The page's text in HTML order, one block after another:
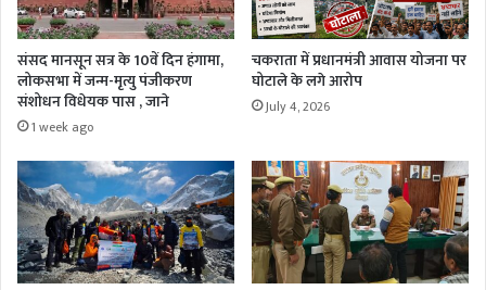
संसद मानसून सत्र के 10वें दिन हंगामा,
लोकसभा में जन्म-मृत्यु पंजीकरण
संशोधन विधेयक पास , जाने
1 week ago
चकराता में प्रधानमंत्री आवास योजना पर
घोटाले के लगे आरोप
July 4, 2026